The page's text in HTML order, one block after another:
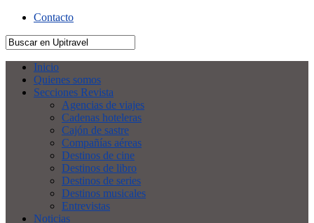
Contacto
Inicio
Quienes somos
Secciones Revista
Agencias de viajes
Cadenas hoteleras
Cajón de sastre
Compañías aéreas
Destinos de cine
Destinos de libro
Destinos de series
Destinos musicales
Entrevistas
Noticias